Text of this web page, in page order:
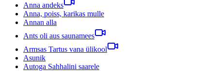
Anna andeks
Anna, poiss, karikas mulle
Annan alla
Ants oli aus saunamees
Armsas Tartus vana ülikool
Asunik
Autoga Sahhalini saarele